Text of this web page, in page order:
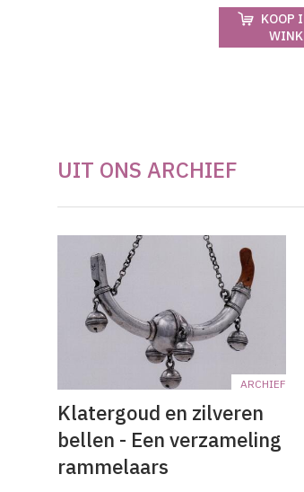
KOOP
UIT ONS ARCHIEF
ARCHIEF
Klatergoud en zilveren
bellen - Een verzameling
rammelaars